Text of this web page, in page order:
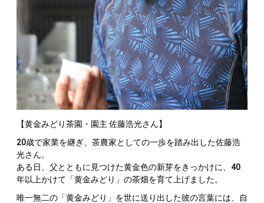
【黄金みどり茶園・園主 佐藤浩光さん】
20歳で家業を継ぎ、茶農家としての一歩を踏み出した佐藤浩
光さん。
ある日、父とともに見つけた黄金色の新芽をきっかけに、40
年以上かけて「黄金みどり」の茶畑を育て上げました。
唯一無二の「黄金みどり」を世に送り出した彼の言葉には、自